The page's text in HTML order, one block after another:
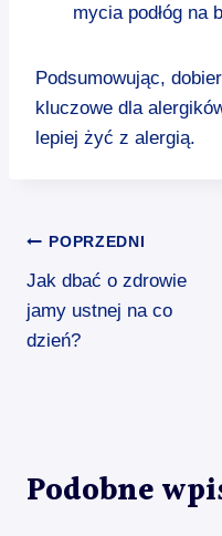
mycia podłóg na
Podsumowując,
kluczowe dla
lepiej żyć z alergią.
Nawigacja
wpisu
POPRZEDNI
Jak dbać o zdrowie
jamy ustnej na co
dzień?
Podobne